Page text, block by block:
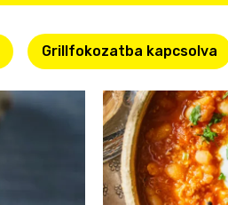
Grillfokozatba kapcsolva